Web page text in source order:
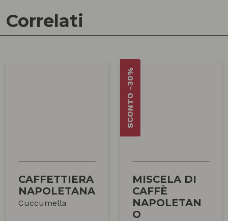
Correlati
CAFFETTIERA
NAPOLETANA
Cuccumella
SCONTO -30%
MISCELA DI
CAFFÈ
NAPOLETAN
O